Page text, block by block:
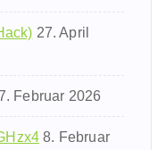
27. April
Februar 2026
8. Februar